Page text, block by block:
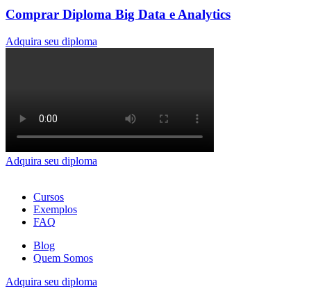
Comprar Diploma Big Data e Analytics
Adquira seu diploma
Adquira seu diploma
Cursos
Exemplos
FAQ
Blog
Quem Somos
Adquira seu diploma